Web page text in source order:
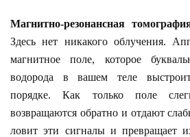
Магнитно-резонансная
Здесь нет никакого облучения.
магнитное поле, которое
водорода в вашем теле
порядке. Как только поле
возвращаются обратно и отдают
ловит эти сигналы и превращает